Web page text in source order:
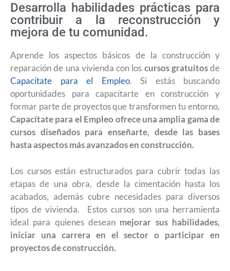
Desarrolla habilidades prácticas para
contribuir a la reconstrucción y
mejora de tu comunidad.
Aprende los aspectos básicos de la construcción y
reparación de una vivienda con los cursos gratuitosde
Capacítate para el Empleo. Si estás buscando
oportunidades para capacitarte en construcción y
formar parte de proyectos que transformen tu entorno,
Capacítate para el Empleo ofrece una amplia gama de
cursos diseñados para enseñarte, desde las bases
hasta aspectos más avanzados en construcción.
Los cursos están estructurados para cubrir todas las
etapas de una obra, desde la cimentación hasta los
acabados, además cubre necesidades para diversos
tipos de vivienda. Estos cursos son una herramienta
ideal para quienes desean mejorar sus habilidades,
iniciar una carrera en el sector o participar en
proyectos de construcción.